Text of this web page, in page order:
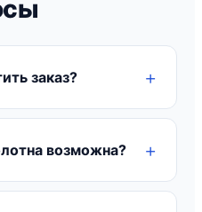
заказ?
возможна?